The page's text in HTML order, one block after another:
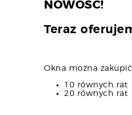
NOWOSĆ!
Teraz
Okna można
10 równych rat
20 równych rat